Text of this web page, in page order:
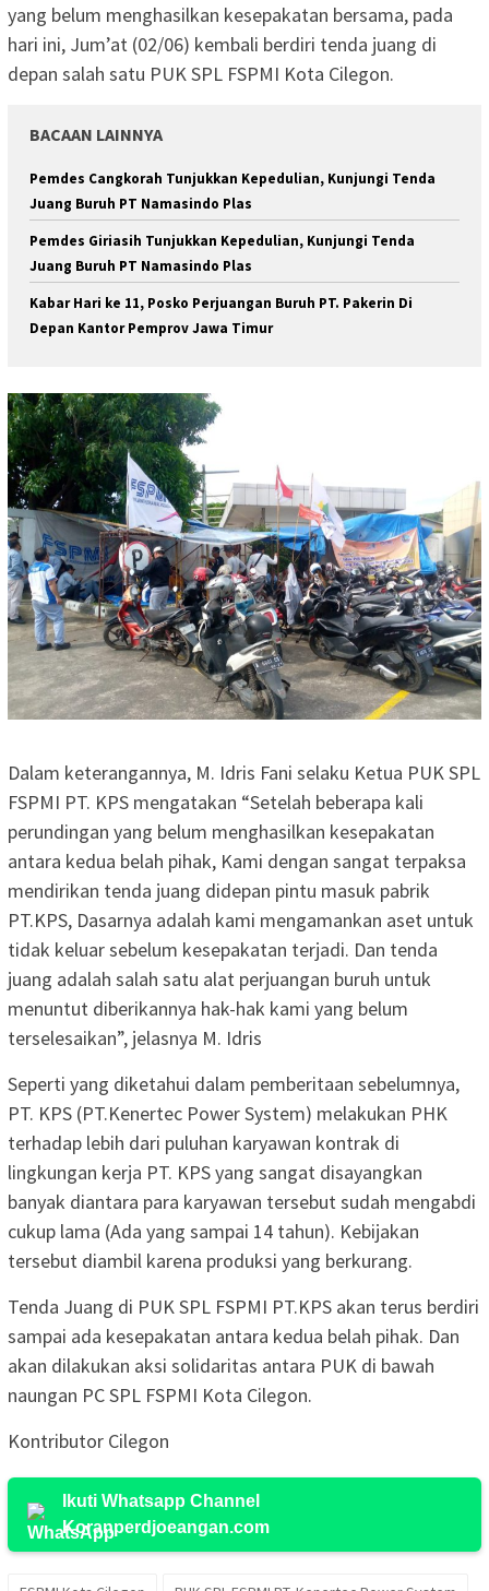
yang belum menghasilkan kesepakatan bersama, pada
hari ini, Jum’at (02/06) kembali berdiri tenda juang di
depan salah satu PUK SPL FSPMI Kota Cilegon.
BACAAN LAINNYA
Pemdes Cangkorah Tunjukkan Kepedulian, Kunjungi Tenda
Juang Buruh PT Namasindo Plas
Pemdes Giriasih Tunjukkan Kepedulian, Kunjungi Tenda
Juang Buruh PT Namasindo Plas
Kabar Hari ke 11, Posko Perjuangan Buruh PT. Pakerin Di
Depan Kantor Pemprov Jawa Timur
Dalam keterangannya, M. Idris Fani selaku Ketua PUK SPL
FSPMI PT. KPS mengatakan “Setelah beberapa kali
perundingan yang belum menghasilkan kesepakatan
antara kedua belah pihak, Kami dengan sangat terpaksa
mendirikan tenda juang didepan pintu masuk pabrik
PT.KPS, Dasarnya adalah kami mengamankan aset untuk
tidak keluar sebelum kesepakatan terjadi. Dan tenda
juang adalah salah satu alat perjuangan buruh untuk
menuntut diberikannya hak-hak kami yang belum
terselesaikan”, jelasnya M. Idris
Seperti yang diketahui dalam pemberitaan sebelumnya,
PT. KPS (PT.Kenertec Power System) melakukan PHK
terhadap lebih dari puluhan karyawan kontrak di
lingkungan kerja PT. KPS yang sangat disayangkan
banyak diantara para karyawan tersebut sudah mengabdi
cukup lama (Ada yang sampai 14 tahun). Kebijakan
tersebut diambil karena produksi yang berkurang.
Tenda Juang di PUK SPL FSPMI PT.KPS akan terus berdiri
sampai ada kesepakatan antara kedua belah pihak. Dan
akan dilakukan aksi solidaritas antara PUK di bawah
naungan PC SPL FSPMI Kota Cilegon.
Kontributor Cilegon
Ikuti Whatsapp Channel
Koranperdjoeangan.com